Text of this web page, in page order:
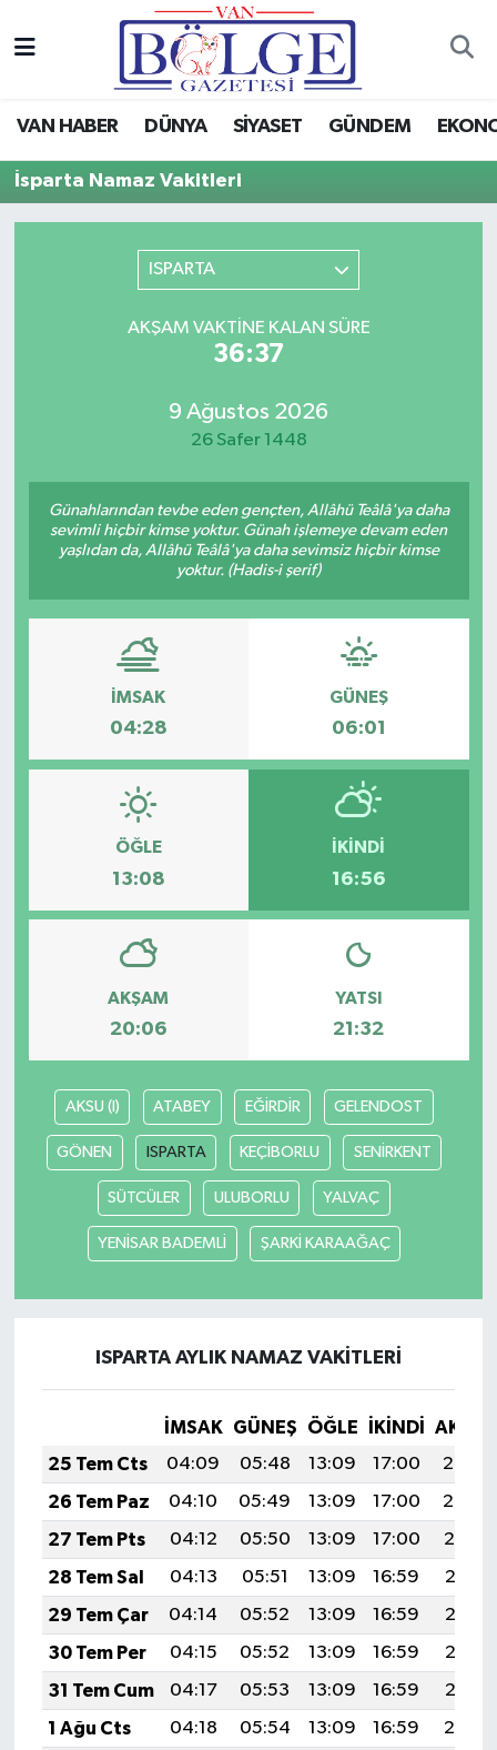
VAN HABER DÜNYA SİYASET GÜNDEM
İsparta Namaz Vakitleri
ISPARTA
AKŞAM VAKTINE KALAN SÜRE
36:37
9 Ağustos 2026
26 Safer 1448
Günahlarından tevbe eden gençten, Allâhü Teâlâ'ya daha
sevimli hiçbir kimse yoktur. Günah işlemeye devam eden
yaşlıdan da, Allâhü Teâlâ'ya daha sevimsiz hiçbir kimse
yoktur. (Hadis-i şerif)
İMSAK
04:28
GÜNEŞ
06:01
ÖĞLE
13:08
İKINDI
16:56
AKŞAM
20:06
YATSI
21:32
AKSU (I) ATABEY EĞİRDİR GELENDOST
GÖNEN ISPARTA KEÇİBORLU SENİRKENT
SÜTCÜLER ULUBORLU YALVAÇ
YENİSAR BADEMLİ ŞARKİ KARAAĞAÇ
ISPARTA AYLIK NAMAZ VAKITLERI
İMSAK GÜNEŞ ÖĞLE İKINDI
25 Tem Cts
04:09 05:48 13:09 17:00
20:20
26 Tem Paz
04:10 05:49 13:09 17:00
20:20
27 Tem Pts
04:12 05:50 13:09 17:00
20:19
28 Tem Sal
04:13 05:51 13:09 16:59
20:18
29 Tem Çar
04:14 05:52 13:09 16:59
20:17
30 Tem Per
04:15 05:52 13:09 16:59
20:16
31 Tem Cum
04:17 05:53 13:09 16:59
20:15
1 Ağu Cts
04:18 05:54 13:09 16:59
20:14
Van Haber
Dünya
RESMİ İLANLAR
Hava Durumu
Tüm Manşetler